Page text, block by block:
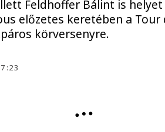
Feldhoffer Bálint is
előzetes keretében a
körversenyre.